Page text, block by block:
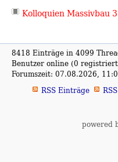
Kolloquien Massivbau 3
8418 Einträge in 4099
Benutzer online (0
Forumszeit: 07.08.2026,
RSS Einträge
powered